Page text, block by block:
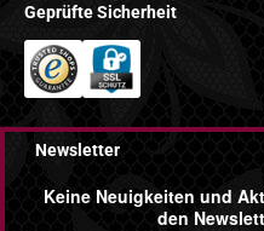
Geprüfte Sicherheit
Newsletter
Keine Neuigkeiten und
den